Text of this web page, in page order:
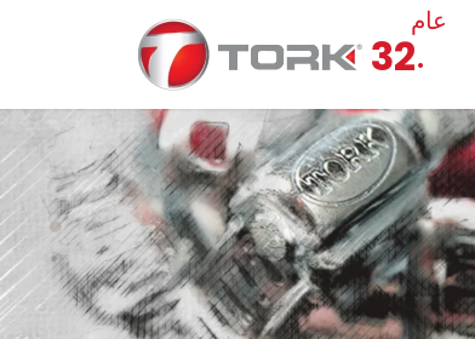
32.
عام